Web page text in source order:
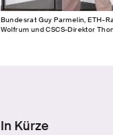
Bundesrat Guy Parmelin, ETH-
Wolfrum und CSCS-Direktor
In Kürze